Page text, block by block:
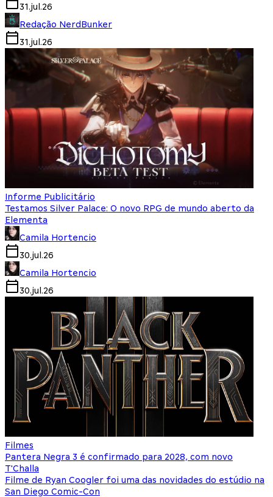
31.jul.26
Redação NerdBunker
31.jul.26
Informe Publicitário
Testamos Silver Palace: O novo RPG de mundo aberto da
Elementa
Camila Hortencio
30.jul.26
Camila Hortencio
30.jul.26
Filmes
Pantera Negra 3 é confirmado para 2028, com novo
T'Challa
Filme de Ryan Coogler foi uma das novidades do estúdio na
San Diego Comic-Con